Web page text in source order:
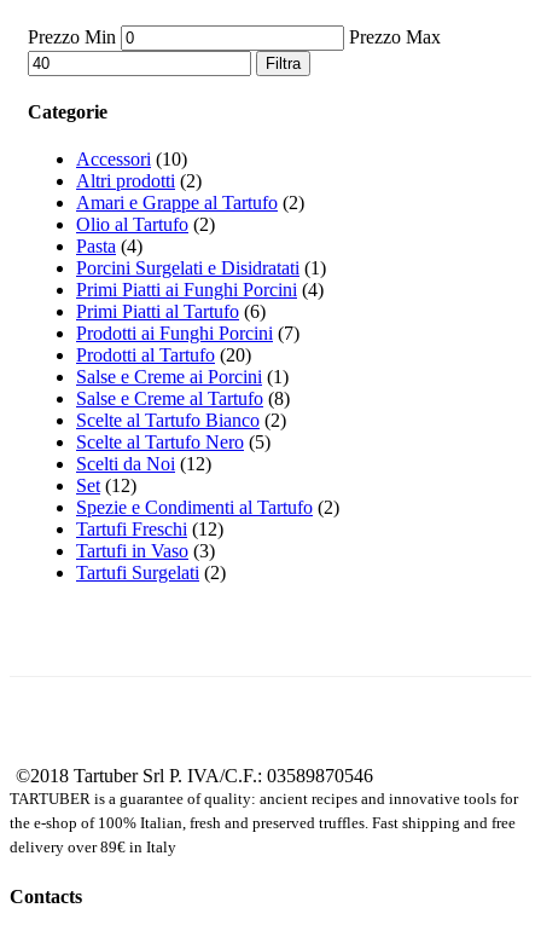
Prezzo Min Prezzo Max
Filtra
Categorie
Accessori (10)
Altri prodotti (2)
Amari e Grappe al Tartufo (2)
Olio al Tartufo (2)
Pasta (4)
Porcini Surgelati e Disidratati (1)
Primi Piatti ai Funghi Porcini (4)
Primi Piatti al Tartufo (6)
Prodotti ai Funghi Porcini (7)
Prodotti al Tartufo (20)
Salse e Creme ai Porcini (1)
Salse e Creme al Tartufo (8)
Scelte al Tartufo Bianco (2)
Scelte al Tartufo Nero (5)
Scelti da Noi (12)
Set (12)
Spezie e Condimenti al Tartufo (2)
Tartufi Freschi (12)
Tartufi in Vaso (3)
Tartufi Surgelati (2)
©2018 Tartuber Srl P. IVA/C.F.: 03589870546
TARTUBER is a guarantee of quality: ancient recipes and innovative tools for
the e-shop of 100% Italian, fresh and preserved truffles. Fast shipping and free
delivery over 89€ in Italy
Contacts